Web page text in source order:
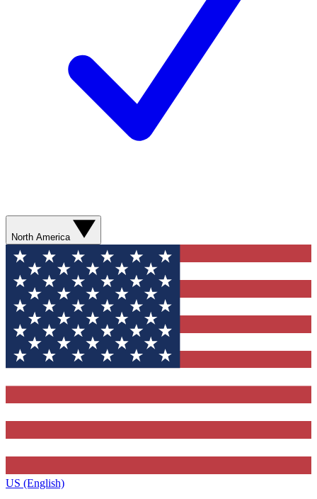
North America
US (English)